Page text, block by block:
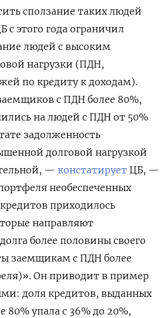
сползание таких людей
с этого года ограничил
людей с высоким
нагрузки (ПДН,
по кредиту к доходам).
с ПДН более 80%,
на людей с ПДН от 50%
задолженность
долговой нагрузкой
— констатирует ЦБ, —
необеспеченных
приходилось
направляют
более половины своего
заемщикам с ПДН более
Он приводит в пример
доля кредитов, выданных
упала с 36% до 20%,